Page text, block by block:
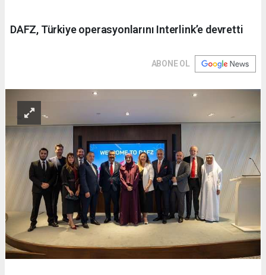
DAFZ, Türkiye operasyonlarını Interlink’e devretti
ABONE OL